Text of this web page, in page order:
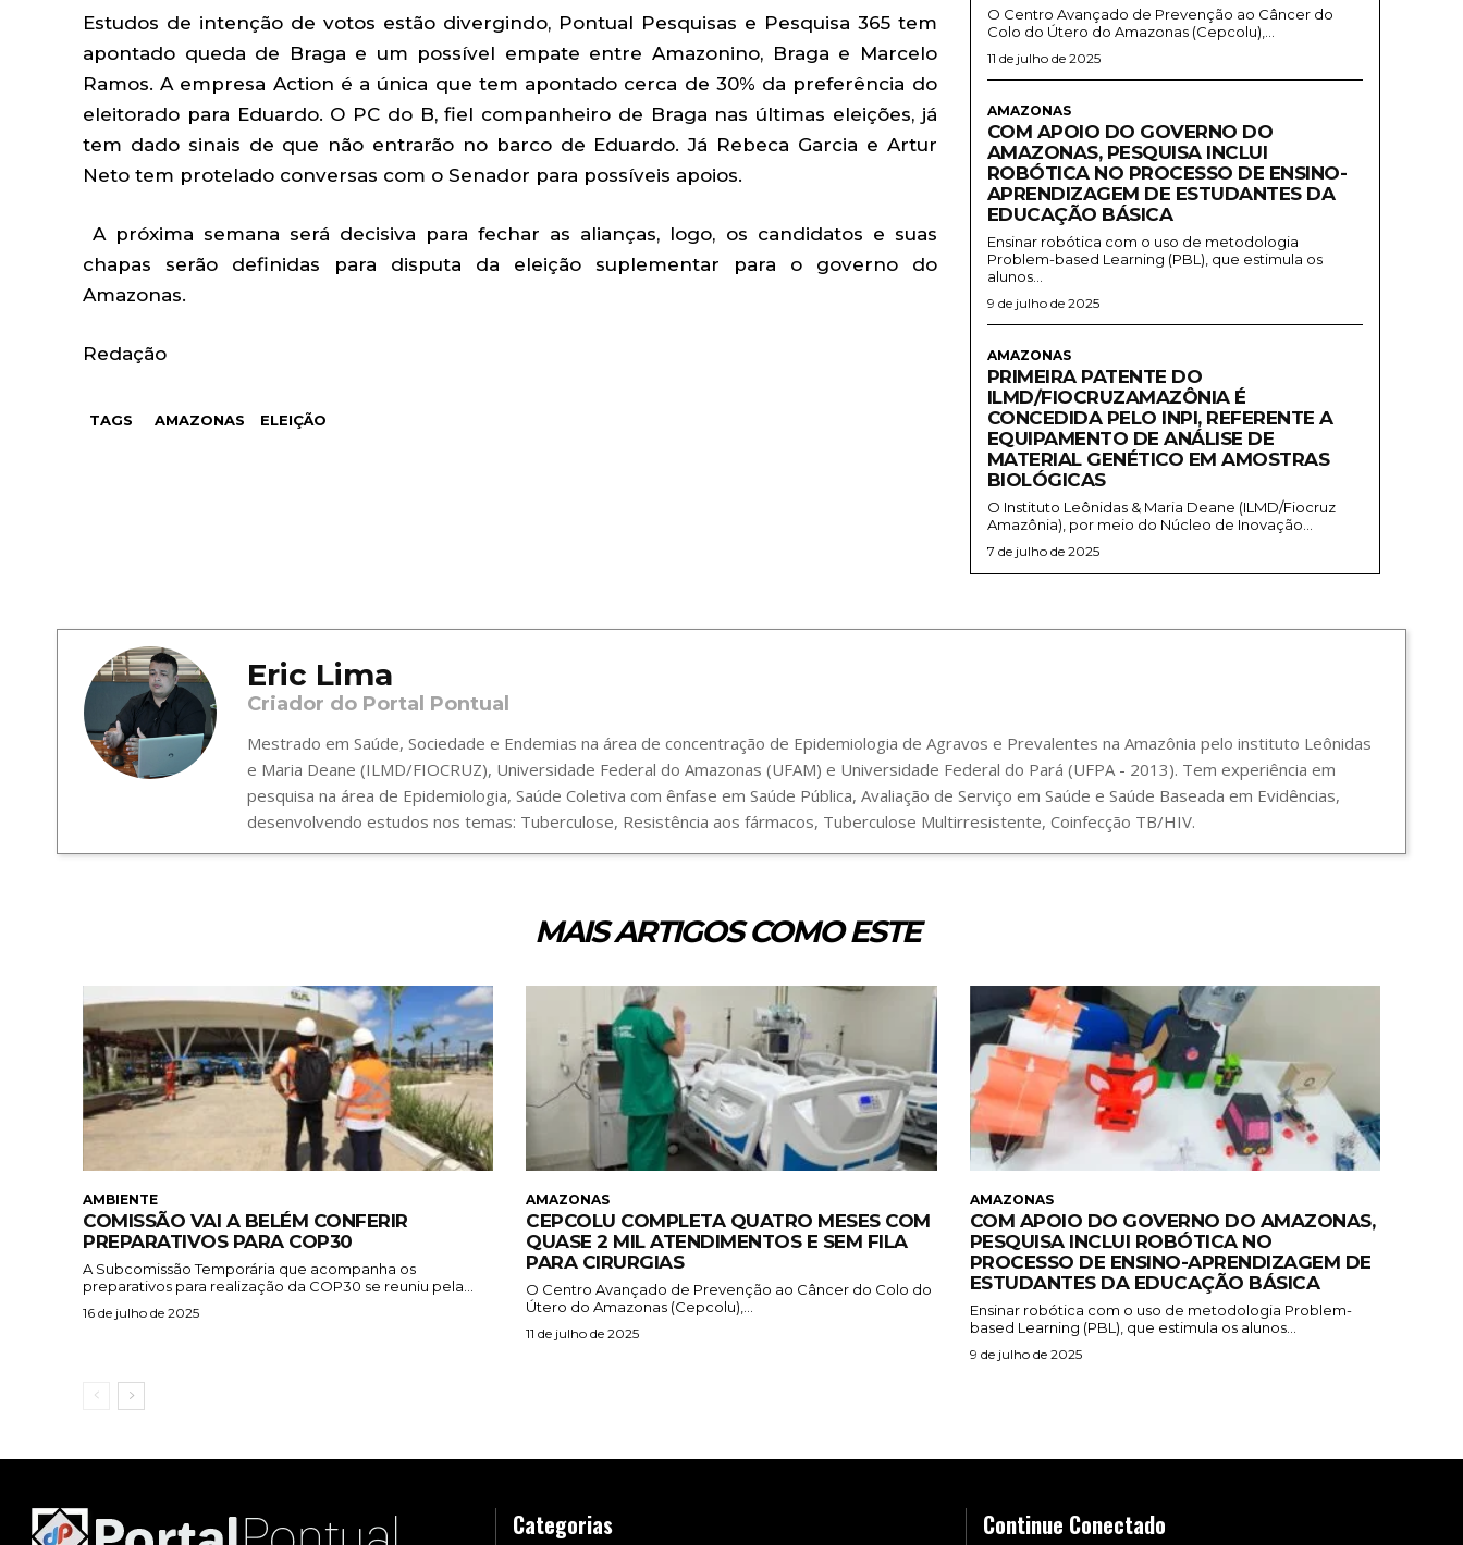
Estudos de intenção de votos estão divergindo, Pontual Pesquisas e Pesquisa 365 tem
apontado queda de Braga e um possível empate entre Amazonino, Braga e Marcelo
Ramos. A empresa Action é a única que tem apontado cerca de 30% da preferência do
eleitorado para Eduardo. O PC do B, fiel companheiro de Braga nas últimas eleições, já
tem dado sinais de que não entrarão no barco de Eduardo. Já Rebeca Garcia e Artur
Neto tem protelado conversas com o Senador para possíveis apoios.
A próxima semana será decisiva para fechar as alianças, logo, os candidatos e suas
chapas serão definidas para disputa da eleição suplementar para o governo do
Amazonas.
Redação
TAGS AMAZONAS ELEIÇÃO
O Centro Avançado de Prevenção ao Câncer do
Colo do Útero do Amazonas (Cepcolu),...
11 de julho de 2025
AMAZONAS
COM APOIO DO GOVERNO DO
AMAZONAS, PESQUISA INCLUI
ROBÓTICA NO PROCESSO DE ENSINO-
APRENDIZAGEM DE ESTUDANTES DA
EDUCAÇÃO BÁSICA
Ensinar robótica com o uso de metodologia
Problem-based Learning (PBL), que estimula os
alunos...
9 de julho de 2025
AMAZONAS
PRIMEIRA PATENTE DO
ILMD/FIOCRUZAMAZÔNIA É
CONCEDIDA PELO INPI, REFERENTE A
EQUIPAMENTO DE ANÁLISE DE
MATERIAL GENÉTICO EM AMOSTRAS
BIOLÓGICAS
O Instituto Leônidas & Maria Deane (ILMD/Fiocruz
Amazônia), por meio do Núcleo de Inovação...
7 de julho de 2025
Eric Lima
Criador do Portal Pontual
Mestrado em Saúde, Sociedade e Endemias na área de concentração de Epidemiologia de Agravos e Prevalentes na Amazônia pelo instituto Leônidas
e Maria Deane (ILMD/FIOCRUZ), Universidade Federal do Amazonas (UFAM) e Universidade Federal do Pará (UFPA - 2013). Tem experiência em
pesquisa na área de Epidemiologia, Saúde Coletiva com ênfase em Saúde Pública, Avaliação de Serviço em Saúde e Saúde Baseada em Evidências,
desenvolvendo estudos nos temas: Tuberculose, Resistência aos fármacos, Tuberculose Multirresistente, Coinfecção TB/HIV.
MAIS ARTIGOS COMO ESTE
AMBIENTE
COMISSÃO VAI A BELÉM CONFERIR
PREPARATIVOS PARA COP30
A Subcomissão Temporária que acompanha os
preparativos para realização da COP30 se reuniu pela...
16 de julho de 2025
AMAZONAS
CEPCOLU COMPLETA QUATRO MESES COM
QUASE 2 MIL ATENDIMENTOS E SEM FILA
PARA CIRURGIAS
O Centro Avançado de Prevenção ao Câncer do Colo do
Útero do Amazonas (Cepcolu),...
11 de julho de 2025
AMAZONAS
COM APOIO DO GOVERNO DO AMAZONAS,
PESQUISA INCLUI ROBÓTICA NO
PROCESSO DE ENSINO-APRENDIZAGEM DE
ESTUDANTES DA EDUCAÇÃO BÁSICA
Ensinar robótica com o uso de metodologia Problem-
based Learning (PBL), que estimula os alunos...
9 de julho de 2025
Categorias Continue Conectado